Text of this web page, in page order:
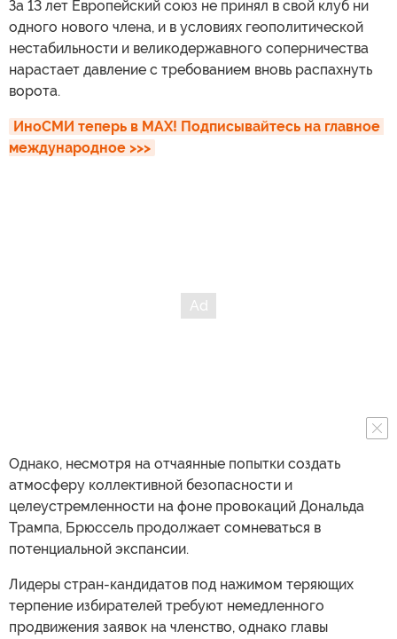
За 13 лет Европейский союз не принял в свой клуб ни
одного нового члена, и в условиях геополитической
нестабильности и великодержавного соперничества
нарастает давление с требованием вновь распахнуть
ворота.
ИноСМИ теперь в MAX! Подписывайтесь на главное
международное >>>
Однако, несмотря на отчаянные попытки создать
атмосферу коллективной безопасности и
целеустремленности на фоне провокаций Дональда
Трампа, Брюссель продолжает сомневаться в
потенциальной экспансии.
Лидеры стран-кандидатов под нажимом теряющих
терпение избирателей требуют немедленного
продвижения заявок на членство, однако главы